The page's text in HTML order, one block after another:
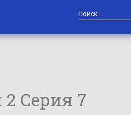
2 Серия 7